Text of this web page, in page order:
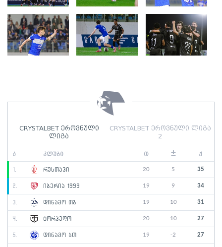
CRYSTALBET ეროვნული
ლიგა
CRYSTALBET ეროვნული ლიგა
2
ა კლუბი თ ± ქ
1. რუსთავი 20 5 35
2. იბერია 1999 19 9 34
3. დინამო თბ 19 10 31
4. ტორპედო 20 10 27
5. დინამო ბთ 19 -2 27